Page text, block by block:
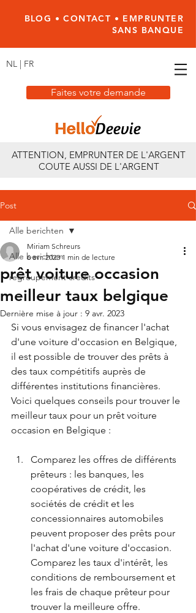
BLOG •CONTACT • EMPRUNTER
SANS BANQUE
NL| FR
Faites votre demande
ATTENTION, EMPRUNTER DE L'ARGENT
COUTE AUSSI DE L'ARGENT
Post
Alle berichten
regroupement credits
Alle berichten
prêt voiture occasion
meilleur taux belgique
Miriam Schreurs
6 avr. 2023 1 min de lecture
Dernière mise à jour : 9 avr. 2023
Si vous envisagez de financer l'achat
d'une voiture d'occasion en Belgique,
il est possible de trouver des prêts à
des taux compétitifs auprès de
différentes institutions financières.
Voici quelques conseils pour trouver le
meilleur taux pour un prêt voiture
occasion en Belgique :
Comparez les offres de différents
prêteurs : les banques, les
coopératives de crédit, les
sociétés de crédit et les
concessionnaires automobiles
peuvent proposer des prêts pour
l'achat d'une voiture d'occasion.
Comparez les taux d'intérêt, les
conditions de remboursement et
les frais de chaque prêteur pour
trouver la meilleure offre.